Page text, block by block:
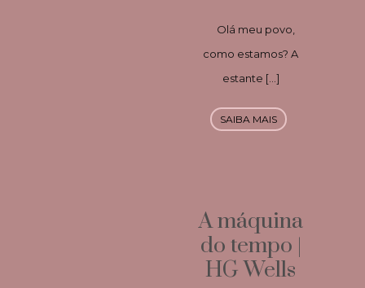
Olá meu povo,
como estamos? A
estante […]
SAIBA MAIS
A máquina
do tempo |
HG Wells